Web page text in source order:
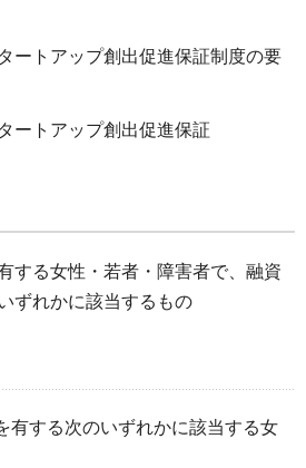
ートアップ創出促進保証制度の要
ートアップ創出促進保証
する女性・若者・障害者で、融資
ずれかに該当するもの
有する次のいずれかに該当する女